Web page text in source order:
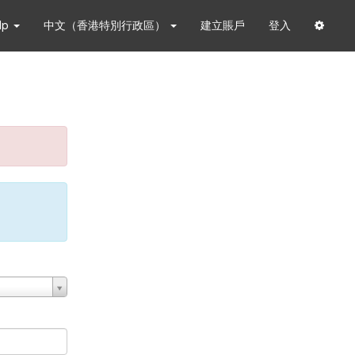
中文（香港特別行政區） 建立賬戶 登入